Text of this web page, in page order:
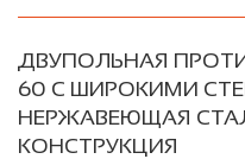
ДВУПОЛЬНАЯ
60 С ШИРОКИМИ
НЕРЖАВЕЮЩАЯ
КОНСТРУКЦИЯ